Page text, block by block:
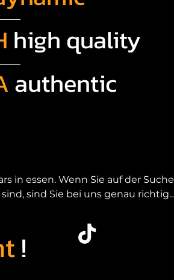
high quality
authentic
in essen. Wenn Sie auf der Suche
sind Sie bei uns genau richtig.
ohne Kompromisse bei Zustand,
!